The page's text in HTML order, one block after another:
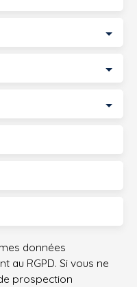
données
au RGPD. Si vous ne
prospection